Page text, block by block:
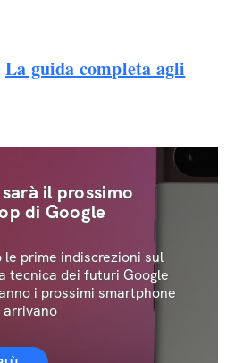
La guida completa agli
il prossimo
di Google
le prime indiscrezioni sul
tecnica dei futuri Google
i prossimi smartphone
arrivano